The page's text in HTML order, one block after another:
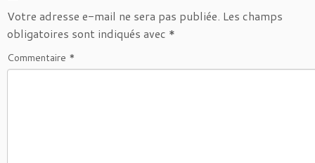
Votre adresse e-mail ne sera pas publiée. Les champs
obligatoires sont indiqués avec *
Commentaire *